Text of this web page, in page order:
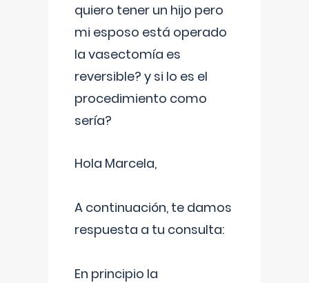
quiero tener un hijo pero
mi esposo está operado
la vasectomía es
reversible? y si lo es el
procedimiento como
sería?
Hola Marcela,
A continuación, te damos
respuesta a tu consulta:
En principio la